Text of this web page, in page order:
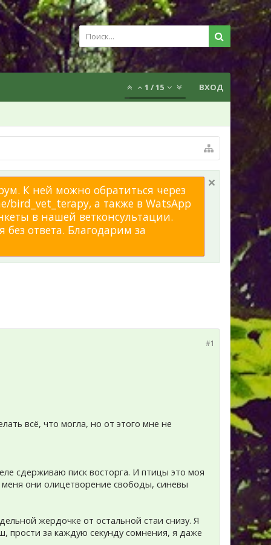
1 /15 ВХОД
К ней можно обратиться через
bird_vet_terapy, а также в WatsApp
в нашей ветконсультации.
ответа. Благодарим за
#1
всё, что могла, но от этого мне не
сдерживаю писк восторга. И птицы это моя
они олицетворение свободы, синевы
жердочке от остальной стаи снизу. Я
прости за каждую секунду сомнения, я даже